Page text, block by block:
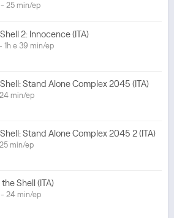
25 min/ep
2: Innocence (ITA)
1h e 39 min/ep
Stand Alone Complex 2045 (ITA)
min/ep
Stand Alone Complex 2045 2 (ITA)
min/ep
Shell (ITA)
24 min/ep